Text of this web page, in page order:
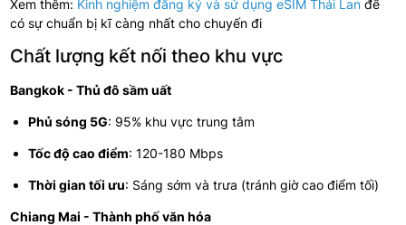
Xem thêm: Kinh nghiệm đăng ký và sử dụng eSIM Thái Lanđể
có sự chuẩn bị kĩ càng nhất cho chuyến đi
Chất lượng kết nối theo khu vực
Bangkok - Thủ đô sầm uất
Phủ sóng 5G: 95% khu vực trung tâm
Tốc độ cao điểm: 120-180 Mbps
Thời gian tối ưu: Sáng sớm và trưa (tránh giờ cao điểm tối)
Chiang Mai - Thành phố văn hóa